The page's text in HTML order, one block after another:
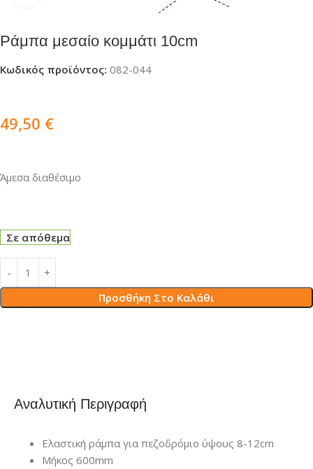
Ράμπα μεσαίο κομμάτι 10cm
Κωδικός προϊόντος: 082-044
49,50 €
Άμεσα διαθέσιμο
Σε απόθεμα
Προσθήκη Στο Καλάθι
Αναλυτική Περιγραφή
Ελαστική ράμπα για πεζοδρόμιο ύψους 8-12cm
Μήκος 600mm